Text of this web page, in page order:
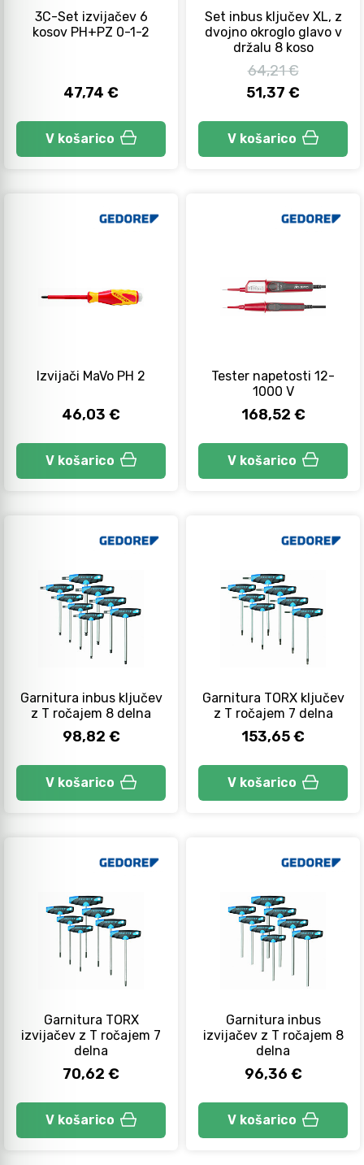
3C-Set izvijačev 6
kosov PH+PZ 0-1-2
47,74 €
V košarico
Set inbus ključev XL, z
dvojno okroglo glavo v
držalu 8 koso
64,21 €
51,37 €
V košarico
Izvijači MaVo PH 2
46,03 €
V košarico
Tester napetosti 12-
1000 V
168,52 €
V košarico
Garnitura inbus ključev
z T ročajem 8 delna
98,82 €
V košarico
Garnitura TORX ključev
z T ročajem 7 delna
153,65 €
V košarico
Garnitura TORX
izvijačev z T ročajem 7
delna
70,62 €
V košarico
Garnitura inbus
izvijačev z T ročajem 8
delna
96,36 €
V košarico